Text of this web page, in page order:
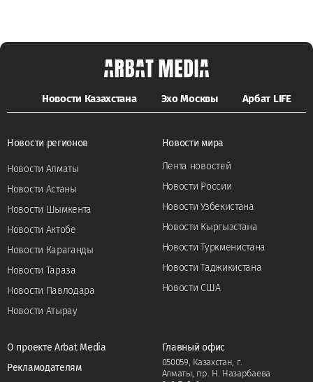
Новости Казахстана Эхо Москвы Арбат LIFE
Новости регионов
Новости Алматы
Новости Астаны
Новости Шымкента
Новости Актобе
Новости Караганды
Новости Тараза
Новости Павлодара
Новости Атырау
Новости мира
Лента новостей
Новости России
Новости Узбекистана
Новости Кыргызстана
Новости Туркменистана
Новости Таджикистана
Новости США
О проекте Arbat Media
Рекламодателям
Главный офис
050059, Казахстан, г.
Алматы, пр. Н. Назарбаева